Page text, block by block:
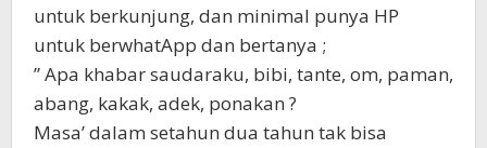
untuk berkunjung, dan minimal punya HP
untuk berwhatApp dan bertanya ;
” Apa khabar saudaraku, bibi, tante, om, paman,
abang, kakak, adek, ponakan ?
Masa’ dalam setahun dua tahun tak bisa